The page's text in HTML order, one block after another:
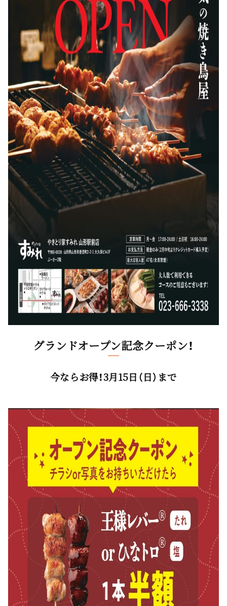
グランドオープン記念クーポン！
今ならお得！3月15日（日）まで